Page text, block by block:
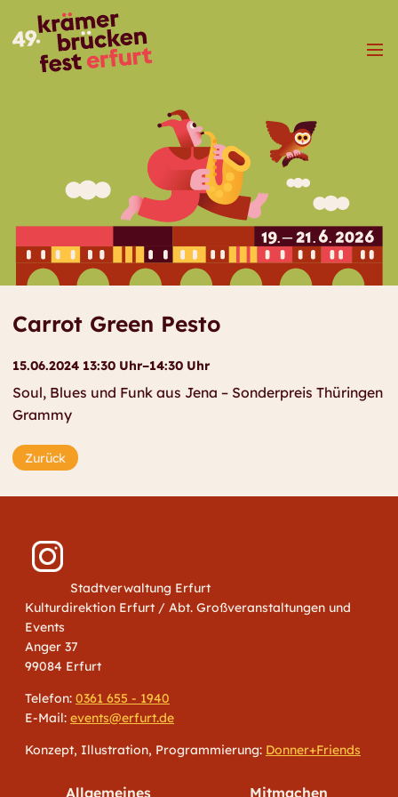
Menü
Carrot Green Pesto
15.06.2024 13:30 Uhr–14:30 Uhr
Soul, Blues und Funk aus Jena – Sonderpreis Thüringen
Grammy
Zurück
Stadtverwaltung Erfurt
Kulturdirektion Erfurt / Abt. Großveranstaltungen und
Events
Anger 37
99084 Erfurt
Telefon: 0361 655 - 1940
E-Mail: events@erfurt.de
Konzept, Illustration, Programmierung: Donner+Friends
Allgemeines Mitmachen